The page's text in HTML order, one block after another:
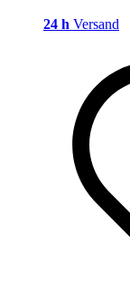
24 h Versand